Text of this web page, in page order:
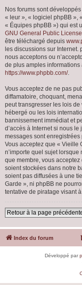
Nos forums sont
« leur », « logiciel phpBB »,
« Équipes phpBB ») qui est
GNU General Public
être téléchargé depuis
les discussions sur Internet.
nous acceptons ou
de plus amples
https://www.phpbb.com/.
Vous acceptez de ne pas
diffamatoire, choquant,
peut transgresser les lois
hébergé ou les lois
bannissement immédiat et
d’accès à Internet si nous
messages sont
Vous acceptez que « Vieille
n’importe quel sujet
que membre, vous
soient stockées dans notre
soient pas diffusées à une
Garde », ni phpBB ne
tentative de piratage visant
Retour à la page
Index du forum
Développé par